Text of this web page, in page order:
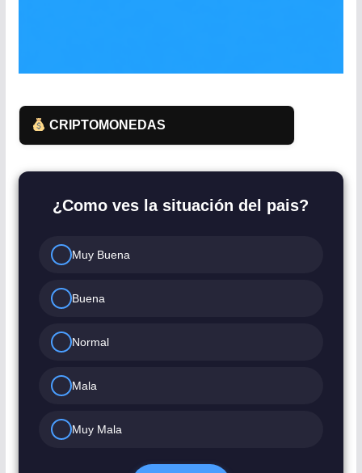
CRIPTOMONEDAS
¿Como ves la situación del pais?
Muy Buena
Buena
Normal
Mala
Muy Mala